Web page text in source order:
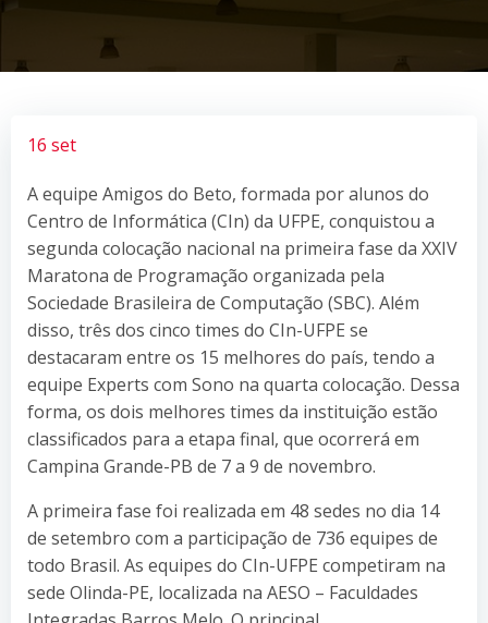
16 set
A equipe Amigos do Beto, formada por alunos do
Centro de Informática (CIn) da UFPE, conquistou a
segunda colocação nacional na primeira fase da XXIV
Maratona de Programação organizada pela
Sociedade Brasileira de Computação (SBC). Além
disso, três dos cinco times do CIn-UFPE se
destacaram entre os 15 melhores do país, tendo a
equipe Experts com Sono na quarta colocação. Dessa
forma, os dois melhores times da instituição estão
classificados para a etapa final, que ocorrerá em
Campina Grande-PB de 7 a 9 de novembro.
A primeira fase foi realizada em 48 sedes no dia 14
de setembro com a participação de 736 equipes de
todo Brasil. As equipes do CIn-UFPE competiram na
sede Olinda-PE, localizada na AESO – Faculdades